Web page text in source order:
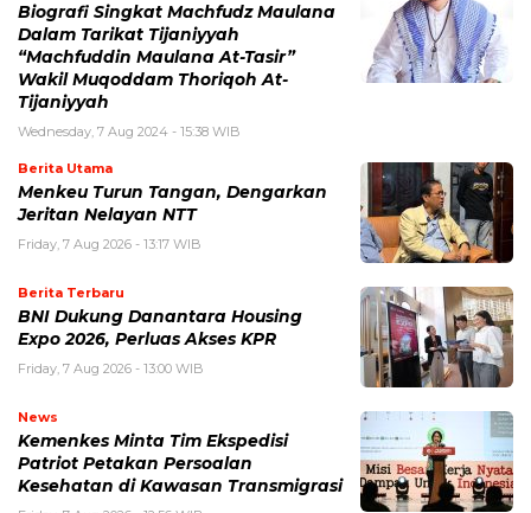
Biografi Singkat Machfudz Maulana
Dalam Tarikat Tijaniyyah
“Machfuddin Maulana At-Tasir”
Wakil Muqoddam Thoriqoh At-
Tijaniyyah
Wednesday, 7 Aug 2024 - 15:38 WIB
Berita Utama
Menkeu Turun Tangan, Dengarkan
Jeritan Nelayan NTT
Friday, 7 Aug 2026 - 13:17 WIB
Berita Terbaru
BNI Dukung Danantara Housing
Expo 2026, Perluas Akses KPR
Friday, 7 Aug 2026 - 13:00 WIB
News
Kemenkes Minta Tim Ekspedisi
Patriot Petakan Persoalan
Kesehatan di Kawasan Transmigrasi